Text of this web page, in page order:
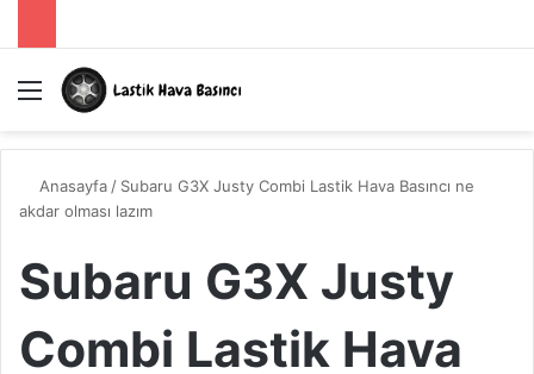
Menü
Anasayfa / Subaru G3X Justy Combi Lastik Hava Basıncı ne
akdar olması lazım
Subaru G3X Justy
Combi Lastik Hava